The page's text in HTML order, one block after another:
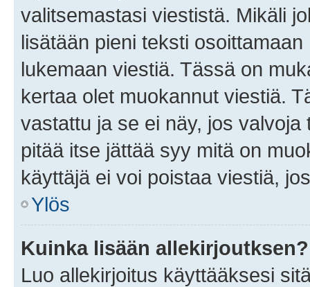
valitsemastasi viestistä. Mikäli
lisätään pieni teksti
lukemaan viestiä. Tässä on
kertaa olet muokannut viestiä.
vastattu ja se ei näy, jos
pitää itse jättää syy mitä on
käyttäjä ei voi poistaa viestiä,
Ylös
Kuinka lisään allekirjoutksen?
Luo allekirjoitus käyttääksesi